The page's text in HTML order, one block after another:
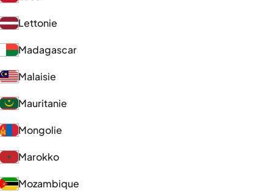
Lettonie
Madagascar
Malaisie
Mauritanie
Mongolie
Marokko
Mozambique